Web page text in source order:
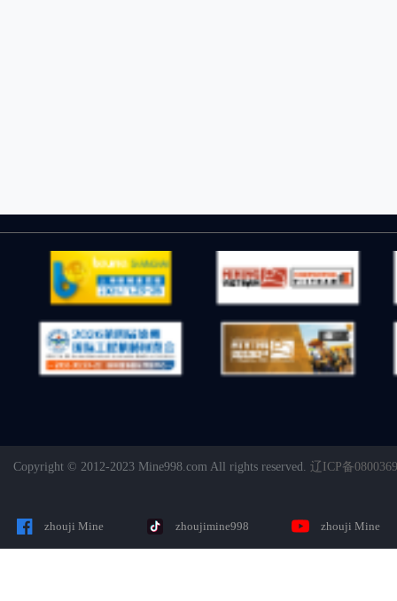
Copyright © 2012-2023 Mine998.com All rights reserved. 辽ICP备
zhouji Mine zhoujimine998 zhouji Mine